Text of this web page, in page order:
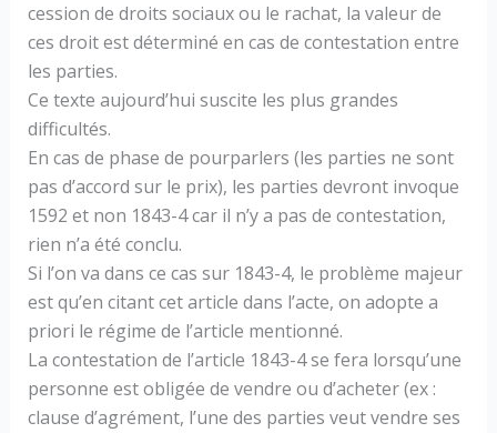
cession de droits sociaux ou le rachat, la valeur de
ces droit est déterminé en cas de contestation entre
les parties.
Ce texte aujourd’hui suscite les plus grandes
difficultés.
En cas de phase de pourparlers (les parties ne sont
pas d’accord sur le prix), les parties devront invoque
1592 et non 1843-4 car il n’y a pas de contestation,
rien n’a été conclu.
Si l’on va dans ce cas sur 1843-4, le problème majeur
est qu’en citant cet article dans l’acte, on adopte a
priori le régime de l’article mentionné.
La contestation de l’article 1843-4 se fera lorsqu’une
personne est obligée de vendre ou d’acheter (ex :
clause d’agrément, l’une des parties veut vendre ses